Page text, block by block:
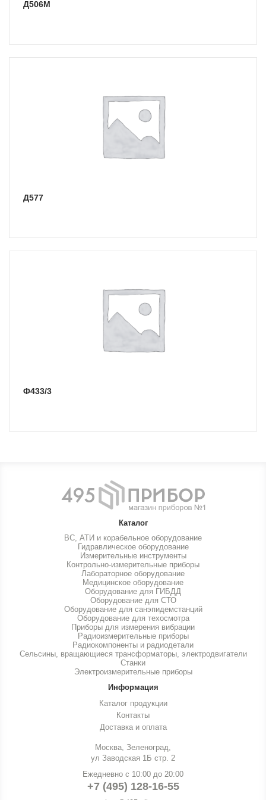
Д506М
Д577
Ф433/3
Каталог
ВС, АТИ и корабельное оборудование
Гидравлическое оборудование
Измерительные инструменты
Контрольно-измерительные приборы
Лабораторное оборудование
Медицинское оборудование
Оборудование для ГИБДД
Оборудование для СТО
Оборудование для санэпидемстанций
Оборудование для техосмотра
Приборы для измерения вибрации
Радиоизмерительные приборы
Радиокомпоненты и радиодетали
Сельсины, вращающиеся трансформаторы, электродвигатели
Станки
Электроизмерительные приборы
Информация
Каталог продукции
Контакты
Доставка и оплата
Москва, Зеленоград,
ул Заводская 1Б стр. 2
Ежедневно с 10:00 до 20:00
+7 (495) 128-16-55